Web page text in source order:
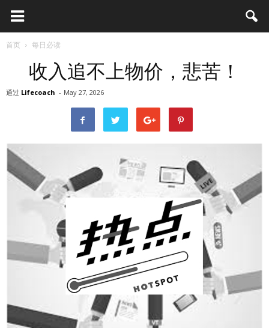
首页 每日必读
收入追不上物价，悲苦！
通过 Lifecoach - May 27, 2026